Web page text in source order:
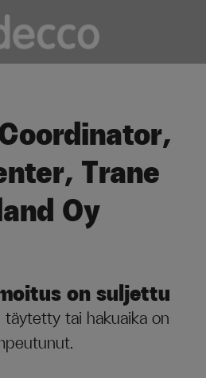
Trane
Oy
on suljettu
tai hakuaika on